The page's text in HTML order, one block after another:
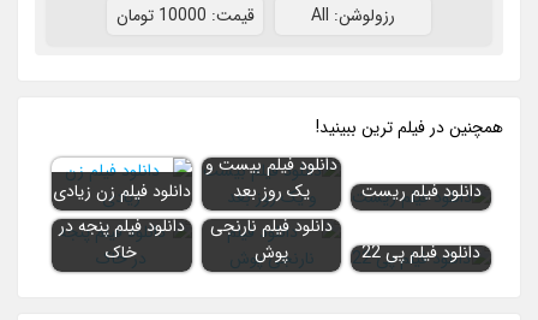
رزولوشن: All قيمت: 10000 تومان
همچنين در فيلم ترين ببينيد!
دانلود فیلم ریست
دانلود فیلم بیست و
یک روز بعد
دانلود فیلم زن زیادی
دانلود فیلم پی 22
دانلود فیلم نارنجی
پوش
دانلود فیلم پنجه در
خاک